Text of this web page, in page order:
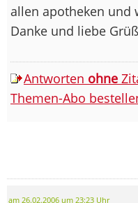
allen apotheken und
Danke und liebe
Antworten ohne
Themen-Abo
am 26.02.2006 um 23:23 Uhr